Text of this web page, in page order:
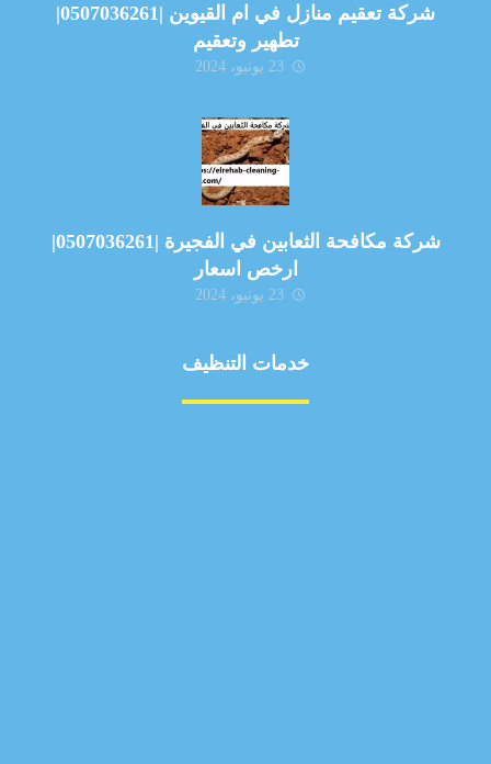
شركة تعقيم منازل في ام القيوين |0507036261|
تطهير وتعقيم
23 يونيو، 2024
شركة مكافحة الثعابين في الفجيرة |0507036261|
ارخص اسعار
23 يونيو، 2024
خدمات التنظيف